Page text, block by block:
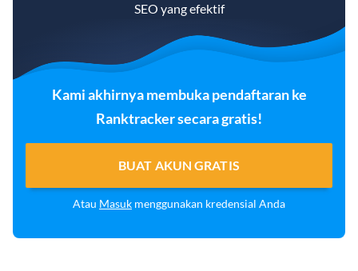
SEO yang efektif
Kami akhirnya membuka pendaftaran ke
Ranktracker secara gratis!
BUAT AKUN GRATIS
Atau Masuk menggunakan kredensial Anda